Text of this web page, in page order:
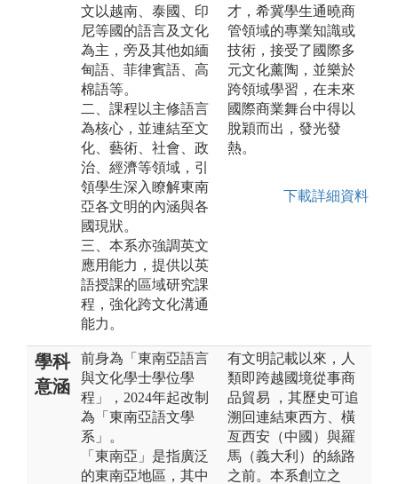
文以越南、泰國、印
尼等國的語言及文化
為主，旁及其他如緬
甸語、菲律賓語、高
棉語等。
二、課程以主修語言
為核心，並連結至文
化、藝術、社會、政
治、經濟等領域，引
領學生深入瞭解東南
亞各文明的內涵與各
國現狀。
三、本系亦強調英文
應用能力，提供以英
語授課的區域研究課
程，強化跨文化溝通
能力。
才，希冀學生通曉商
管領域的專業知識或
技術，接受了國際多
元文化薰陶，並樂於
跨領域學習，在未來
國際商業舞台中得以
脫穎而出，發光發
熱。
下載詳細資料
學科
意涵
前身為「東南亞語言
與文化學士學位學
程」，2024年起改制
為「東南亞語文學
系」。
「東南亞」是指廣泛
的東南亞地區，其中
有文明記載以來，人
類即跨越國境從事商
品貿易 ，其歷史可追
溯回連結東西方、橫
亙西安（中國）與羅
馬（義大利）的絲路
之前。本系創立之